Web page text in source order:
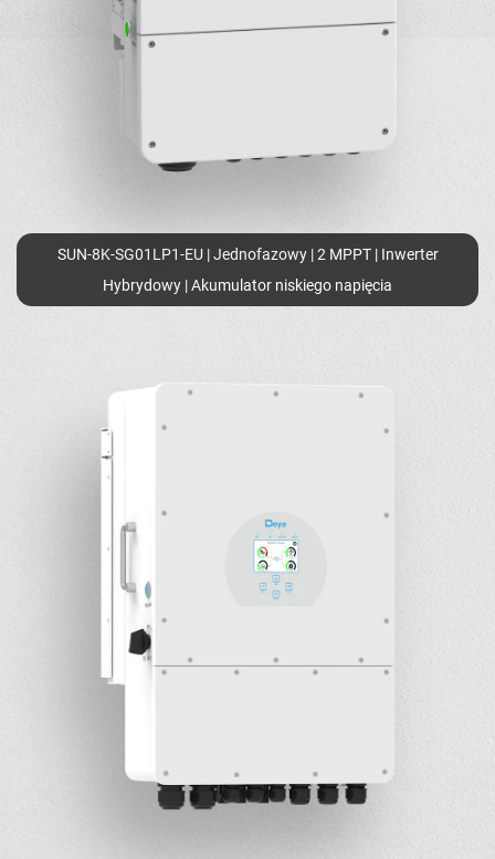
SUN-8K-SG01LP1-EU | Jednofazowy | 2 MPPT | Inwerter
Hybrydowy | Akumulator niskiego napięcia